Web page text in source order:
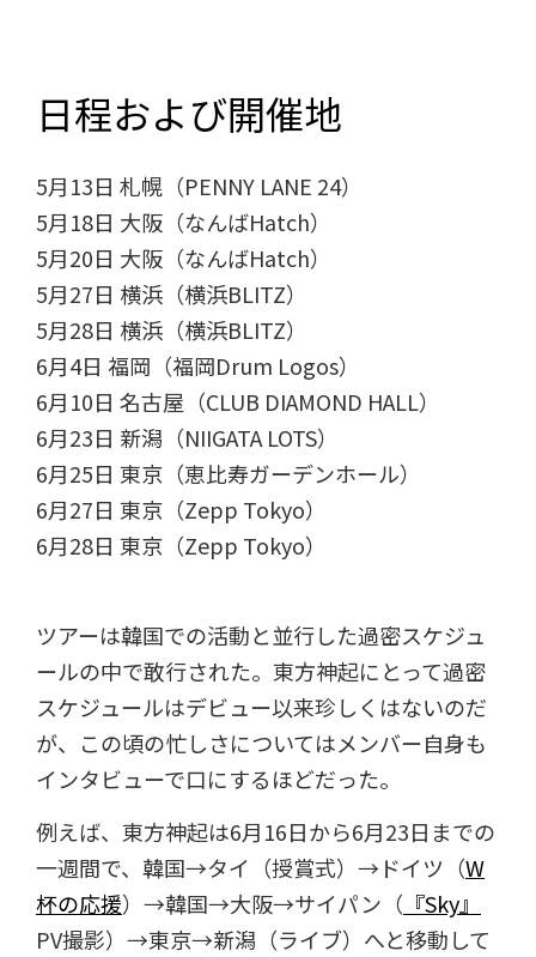
日程および開催地
5月13日 札幌（PENNY LANE 24）
5月18日 大阪（なんばHatch）
5月20日 大阪（なんばHatch）
5月27日 横浜（横浜BLITZ）
5月28日 横浜（横浜BLITZ）
6月4日 福岡（福岡Drum Logos）
6月10日 名古屋（CLUB DIAMOND HALL）
6月23日 新潟（NIIGATA LOTS）
6月25日 東京（恵比寿ガーデンホール）
6月27日 東京（Zepp Tokyo）
6月28日 東京（Zepp Tokyo）
ツアーは韓国での活動と並行した過密スケジュ
ールの中で敢行された。東方神起にとって過密
スケジュールはデビュー以来珍しくはないのだ
が、この頃の忙しさについてはメンバー自身も
インタビューで口にするほどだった。
例えば、東方神起は6月16日から6月23日までの
一週間で、韓国→タイ（授賞式）→ドイツ（W
杯の応援）→韓国→大阪→サイパン（ 『Sky』
PV撮影）→東京→新潟（ライブ）へと移動して